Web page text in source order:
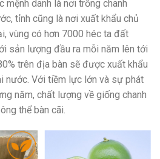
mệnh danh là nơi trồng chanh
tỉnh cũng là nơi xuất khẩu chủ
vùng có hơn 7000 héc ta đất
sản lượng đầu ra mỗi năm lên tới
trên địa bàn sẽ được xuất khẩu
nước. Với tiềm lực lớn và sự phát
năm, chất lượng về giống chanh
thể bàn cãi.